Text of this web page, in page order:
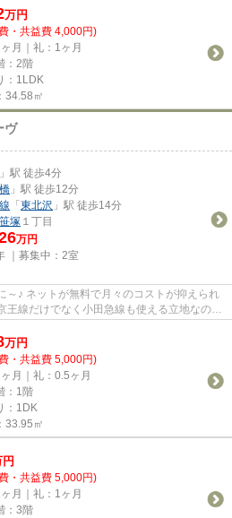
万円
・共益費 4,000円)
月｜礼：1ヶ月
：2階
：1LDK
34.58㎡
ヴ
」駅 徒歩4分
」駅 徒歩12分
「東北沢 」駅 徒歩14分
笹塚 １丁目
万円
｜募集中： 2室
♪ ネットが無料で月々のコストが抑えられ
線だけでなく小田急線も使える立地なので
万円
・共益費 5,000円)
月｜礼：0.5ヶ月
：1階
：1DK
33.95㎡
円
・共益費 5,000円)
月｜礼：1ヶ月
：3階